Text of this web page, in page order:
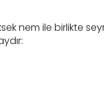
nem ile birlikte